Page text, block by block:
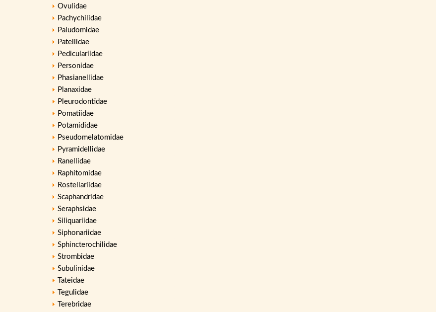
Ovulidae
Pachychilidae
Paludomidae
Patellidae
Pediculariidae
Personidae
Phasianellidae
Planaxidae
Pleurodontidae
Pomatiidae
Potamididae
Pseudomelatomidae
Pyramidellidae
Ranellidae
Raphitomidae
Rostellariidae
Scaphandridae
Seraphsidae
Siliquariidae
Siphonariidae
Sphincterochilidae
Strombidae
Subulinidae
Tateidae
Tegulidae
Terebridae